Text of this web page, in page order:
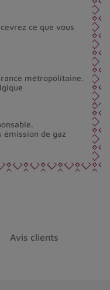
ce que vous
métropolitaine.
émission de gaz
Avis clients